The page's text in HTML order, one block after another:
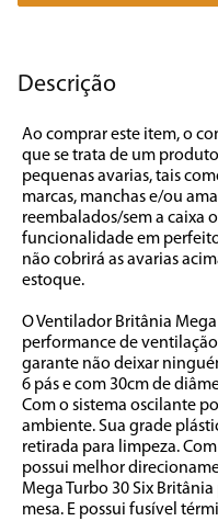
Descrição
Ao comprar este item, o
que se trata de um
pequenas avarias, tais
marcas, manchas e/ou
reembalados/sem a caixa
funcionalidade em
não cobrirá as avarias
estoque.
O Ventilador Britânia
performance de
garante não deixar
6 pás e com 30cm de
Com o sistema oscilante
ambiente. Sua grade
retirada para limpeza.
possui melhor
Mega Turbo 30 Six
mesa. E possui fusível
7º caixa som
9º forno
10º ventilador